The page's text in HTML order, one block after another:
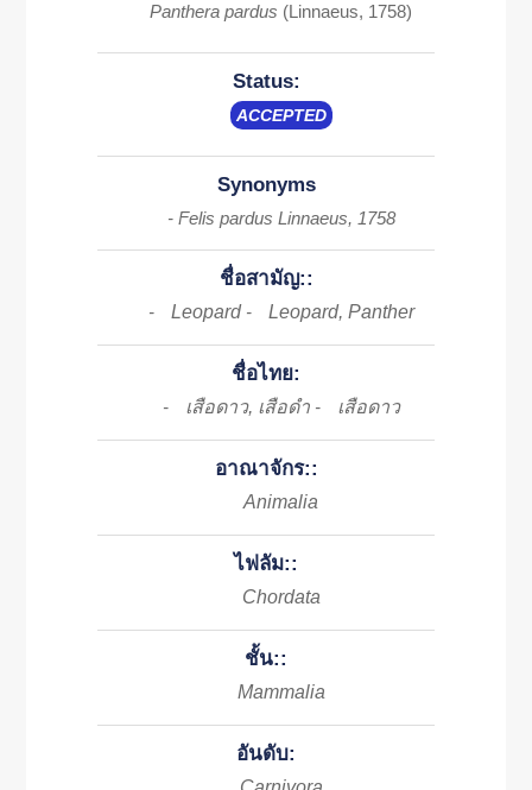
Panthera pardus (Linnaeus, 1758)
Status:
ACCEPTED
Synonyms
- Felis pardus Linnaeus, 1758
ชื่อสามัญ::
- Leopard - Leopard, Panther
ชื่อไทย:
- เสือดาว, เสือดำ - เสือดาว
อาณาจักร::
Animalia
ไฟลัม::
Chordata
ชั้น::
Mammalia
อันดับ: